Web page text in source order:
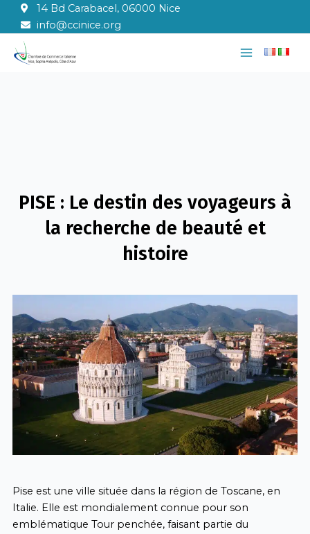
contenu
14 Bd Carabacel, 06000 Nice
info@ccinice.org
Main
PISE : Le destin des voyageurs à
la recherche de beauté et
histoire
Pise est une ville située dans la région de Toscane, en
Italie. Elle est mondialement connue pour son
emblématique Tour penchée, faisant partie du